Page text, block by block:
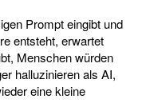
Prompt eingibt und
entsteht, erwartet
Menschen würden
halluzinieren als AI,
eine kleine